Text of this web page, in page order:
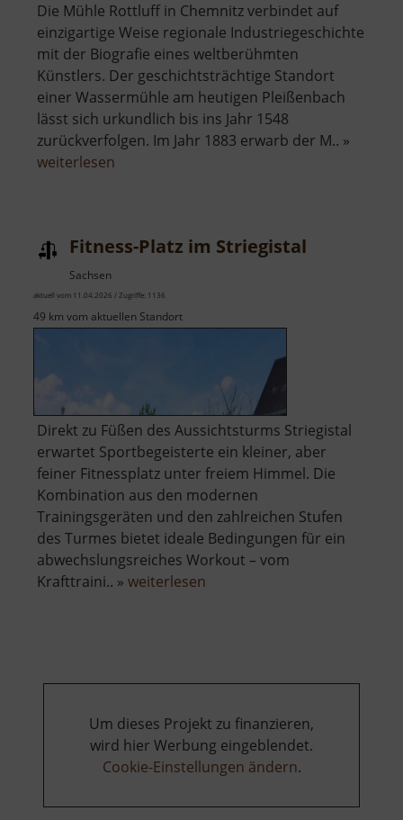
Die Mühle Rottluff in Chemnitz verbindet auf
einzigartige Weise regionale Industriegeschichte
mit der Biografie eines weltberühmten
Künstlers. Der geschichtsträchtige Standort
einer Wassermühle am heutigen Pleißenbach
lässt sich urkundlich bis ins Jahr 1548
zurückverfolgen. Im Jahr 1883 erwarb der M.. »
weiterlesen
Rottluff
Fitness-Platz im Striegistal
Sachsen
aktuell vom 11.04.2026 / Zugriffe: 1136
49 km vom aktuellen Standort
​Direkt zu Füßen des Aussichtsturms Striegistal
erwartet Sportbegeisterte ein kleiner, aber
feiner Fitnessplatz unter freiem Himmel. Die
Kombination aus den modernen
Trainingsgeräten und den zahlreichen Stufen
des Turmes bietet ideale Bedingungen für ein
abwechslungsreiches Workout – vom
Krafttraini.. » weiterlesen
Um dieses Projekt zu finanzieren,
wird hier Werbung eingeblendet.
Cookie-Einstellungen ändern.